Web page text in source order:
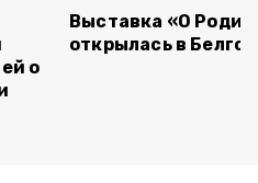
о
Выставка «О
открылась в